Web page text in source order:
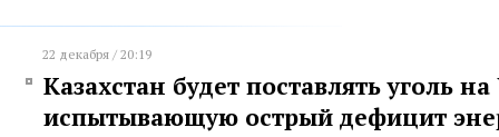
22 декабря / 20:19
Казахстан будет поставлять уголь
испытывающую острый дефицит